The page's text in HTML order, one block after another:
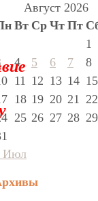
Август 2026
Вт Ср Чт Пт
1
4 5 6 7 8
11 12 13 14 15
18 19 20 21 22
25 26 27 28 29
Июл